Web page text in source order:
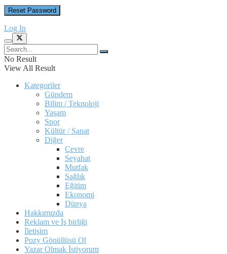
Log In
No Result
View All Result
Kategoriler
Gündem
Bilim / Teknoloji
Yaşam
Spor
Kültür / Sanat
Diğer
Çevre
Seyahat
Mutfak
Sağlık
Eğitim
Ekonomi
Dünya
Hakkımızda
Reklam ve İş birliği
İletişim
Pozy Gönüllüsü Ol
Yazar Olmak İstiyorum